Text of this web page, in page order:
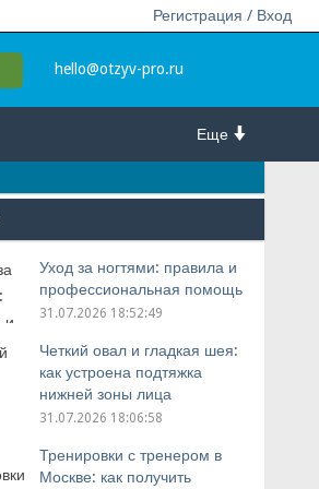
Регистрация / Вход
hello@otzyv-pro.ru
Еще
Уход за ногтями: правила и
профессиональная помощь
31.07.2026 18:52:49
Четкий овал и гладкая шея:
как устроена подтяжка
нижней зоны лица
31.07.2026 18:06:58
Тренировки с тренером в
Москве: как получить